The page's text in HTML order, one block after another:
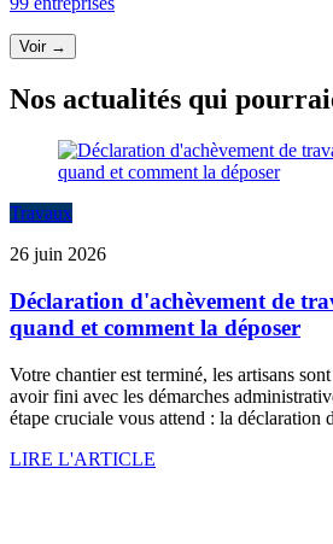
Voir →
Nos actualités qui
Travaux
26 juin 2026
Déclaration d'achèvement de
quand et comment la déposer
Votre chantier est terminé, les artisans
avoir fini avec les démarches
étape cruciale vous attend : la déclaration
LIRE L'ARTICLE